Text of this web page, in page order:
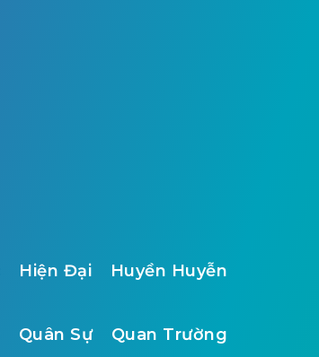
Hiện Đại Huyền Huyễn
Quân Sự Quan Trường